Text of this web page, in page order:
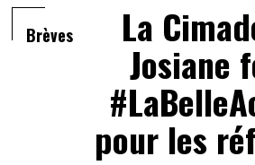
Brèves La
Josiane
pour les